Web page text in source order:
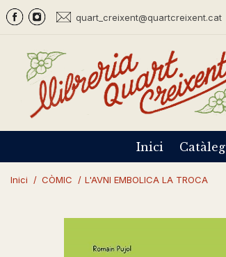
quart_creixent@quartcreixent.cat
Inici Catàleg
Inici / CÒMIC / L'AVNI EMBOLICA LA TROCA